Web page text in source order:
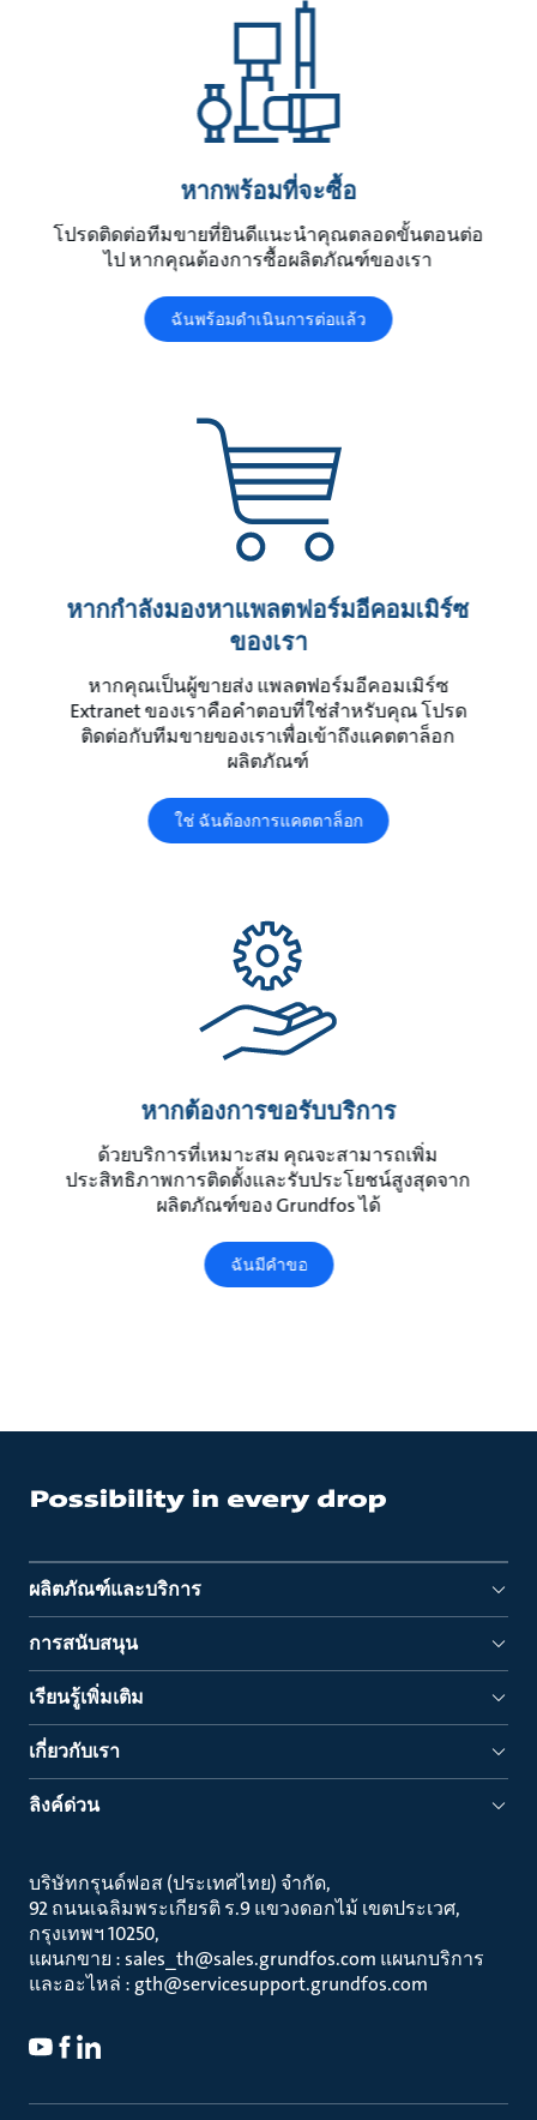
หากพร้อมที่จะซื้อ
โปรดติดต่อทีมขายที่ยินดีแนะนําคุณตลอดขั้นตอนต่อ
ไป หากคุณต้องการซื้อผลิตภัณฑ์ของเรา
ฉันพร้อมดำเนินการต่อแล้ว
หากกําลังมองหาแพลตฟอร์มอีคอมเมิร์ซ
ของเรา
หากคุณเป็นผู้ขายส่ง แพลตฟอร์มอีคอมเมิร์ซ
Extranet ของเราคือคำตอบที่ใช่สำหรับคุณ โปรด
ติดต่อกับทีมขายของเราเพื่อเข้าถึงแคตตาล็อก
ผลิตภัณฑ์
ใช่ ฉันต้องการแคตตาล็อก
หากต้องการขอรับบริการ
ด้วยบริการที่เหมาะสม คุณจะสามารถเพิ่ม
ประสิทธิภาพการติดตั้งและรับประโยชน์สูงสุดจาก
ผลิตภัณฑ์ของ Grundfos ได้
ฉันมีคำขอ
ผลิตภัณฑ์และบริการ
การสนับสนุน
เรียนรู้เพิ่มเติม
เกี่ยวกับเรา
ลิงค์ด่วน
บริษัทกรุนด์ฟอส (ประเทศไทย) จำกัด
92 ถนนเฉลิมพระเกียรติ ร.9 แขวงดอกไม้ เขตประเวศ
กรุงเทพฯ 10250
แผนกขาย : sales_th@sales.grundfos.com แผนกบริการ
และอะไหล่ : gth@servicesupport.grundfos.com